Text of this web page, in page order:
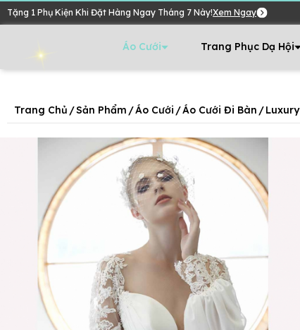
Tặng 1 Phụ Kiện Khi Đặt Hàng Ngay Tháng 7 Này!Xem Ngay
Áo Cưới Trang Phục Dạ Hội
Trang Chủ /Sản Phẩm /Áo Cưới /Áo Cưới Đi Bàn /Luxury